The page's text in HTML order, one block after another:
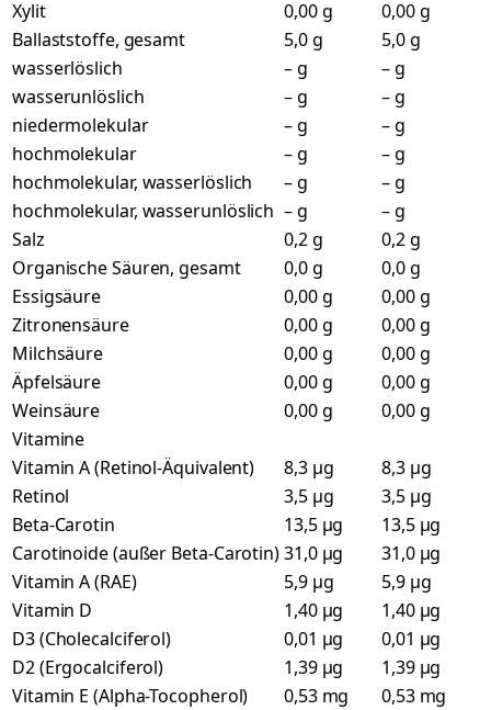
Xylit
0,00 g
0,00 g
Ballaststoffe, gesamt
5,0 g
5,0 g
wasserlöslich
– g
– g
wasserunlöslich
– g
– g
niedermolekular
– g
– g
hochmolekular
– g
– g
hochmolekular, wasserlöslich
– g
– g
hochmolekular, wasserunlöslich – g
– g
Salz
0,2 g
0,2 g
Organische Säuren, gesamt
0,0 g
0,0 g
Essigsäure
0,00 g
0,00 g
Zitronensäure
0,00 g
0,00 g
Milchsäure
0,00 g
0,00 g
Äpfelsäure
0,00 g
0,00 g
Weinsäure
0,00 g
0,00 g
Vitamine
Vitamin A (Retinol-Äquivalent)
8,3 µg
8,3 µg
Retinol
3,5 µg
3,5 µg
Beta-Carotin
13,5 µg
13,5 µg
Carotinoide (außer Beta-Carotin)31,0 µg
31,0 µg
Vitamin A (RAE)
5,9 µg
5,9 µg
Vitamin D
1,40 µg
1,40 µg
D3 (Cholecalciferol)
0,01 µg
0,01 µg
D2 (Ergocalciferol)
1,39 µg
1,39 µg
Vitamin E (Alpha-Tocopherol)
0,53 mg
0,53 mg